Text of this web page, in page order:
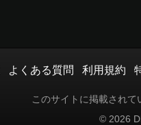
よくある質問 利用規約
このサイトに掲載されて
© 2026